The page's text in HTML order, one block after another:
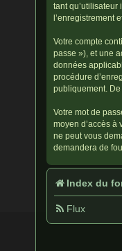
tant
l’enregistrement
Votre compte
passe »), et une
données
procédure
publiquement.
Votre mot de
moyen d’accès
ne peut vous
demandera de
Index du
Flux